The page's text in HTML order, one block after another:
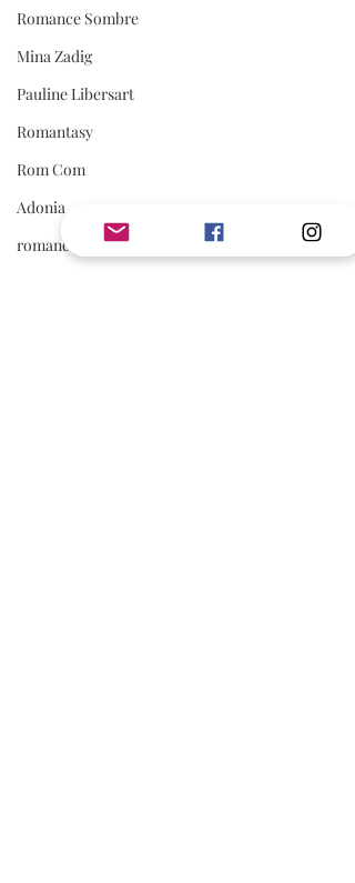
Romance Sombre
Mina Zadig
Pauline Libersart
Romantasy
Rom Com
Adonia
romance sportive